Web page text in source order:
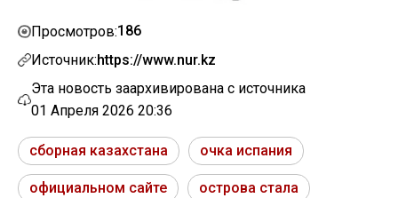
Просмотров:186
Источник:https://www.nur.kz
Эта новость заархивирована с источника
01 Апреля 2026 20:36
сборная казахстана очка испания
официальном сайте острова стала